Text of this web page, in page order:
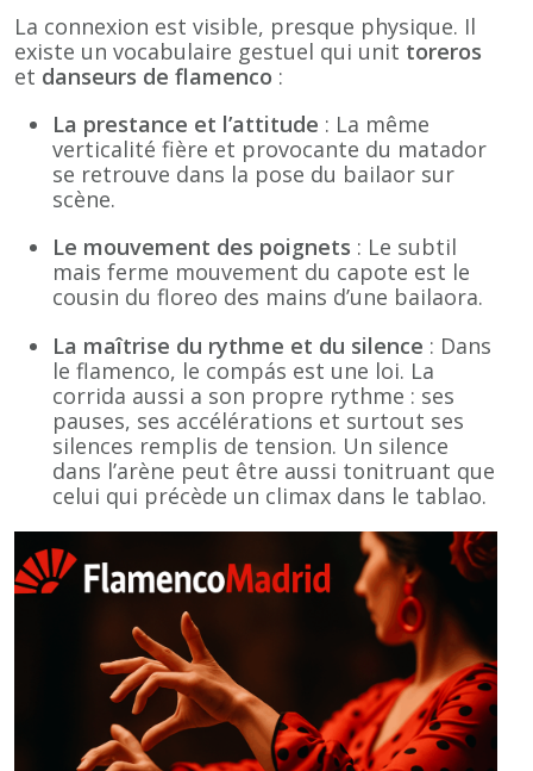
La connexion est visible, presque physique. Il
existe un vocabulaire gestuel qui unit toreros
et danseurs de flamenco :
La prestance et l’attitude : La même
verticalité fière et provocante du matador
se retrouve dans la pose du bailaor sur
scène.
Le mouvement des poignets : Le subtil
mais ferme mouvement du capote est le
cousin du floreo des mains d’une bailaora.
La maîtrise du rythme et du silence : Dans
le flamenco, le compás est une loi. La
corrida aussi a son propre rythme : ses
pauses, ses accélérations et surtout ses
silences remplis de tension. Un silence
dans l’arène peut être aussi tonitruant que
celui qui précède un climax dans le tablao.